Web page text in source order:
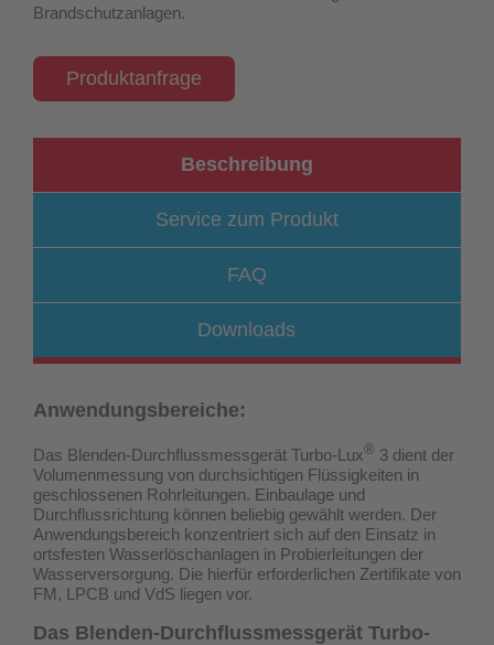
Brandschutzanlagen.
Produktanfrage
Beschreibung
Service zum Produkt
FAQ
Downloads
Anwendungsbereiche:
Das Blenden-Durchflussmessgerät Turbo-Lux® 3 dient der
Volumenmessung von durchsichtigen Flüssigkeiten in
geschlossenen Rohrleitungen. Einbaulage und
Durchflussrichtung können beliebig gewählt werden. Der
Anwendungsbereich konzentriert sich auf den Einsatz in
ortsfesten Wasserlöschanlagen in Probierleitungen der
Wasserversorgung. Die hierfür erforderlichen Zertifikate von
FM, LPCB und VdS liegen vor.
Das Blenden-Durchflussmessgerät Turbo-